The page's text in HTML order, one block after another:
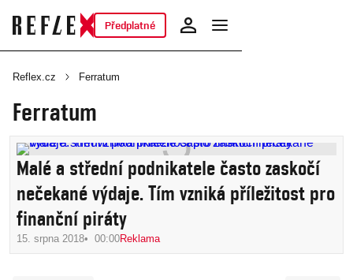
Předplatné
Reflex.cz Ferratum
Ferratum
Malé a střední podnikatele často zaskočí
nečekané výdaje. Tím vzniká příležitost pro
finanční piráty
15. srpna 2018 00:00Reklama